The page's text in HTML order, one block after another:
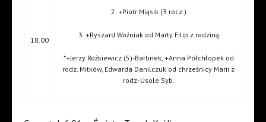
18.00
2. +Piotr Miąsik (3 rocz.)
3. +Ryszard Woźniak od Marty Filip z rodziną
*+Jerzy Rożkiewicz (5)-Barlinek, +Anna Półchłopek od
rodz. Mitków, Edwarda Danilczuk od chrześnicy Marii z
rodz.-Usole Syb.